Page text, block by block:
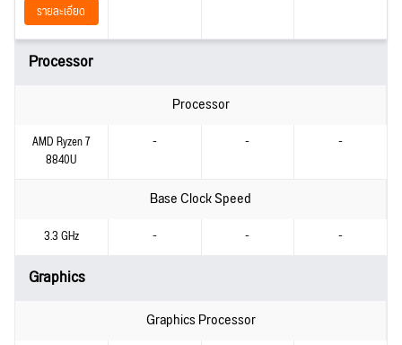
รายละเอียด
Processor
Processor
AMD Ryzen 7
8840U
- - -
Base Clock Speed
3.3 GHz - - -
Graphics
Graphics Processor